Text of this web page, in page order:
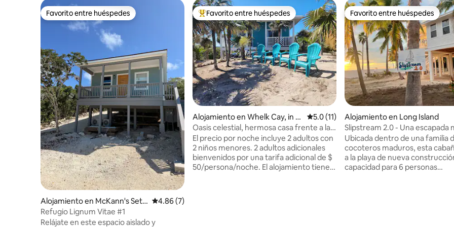
Favorito entre huéspedes
Favorito entre huéspedes
Alojamiento en McKann's Settl
ement
Calificación promedio: 4.86 de 5, 7 reseñas
4.86 (7)
Refugio Lignum Vitae #1
Relájate en este espacio aislado y
Favorito entre huéspedes preferido
Favorito entre huéspedes
Alojamiento en Whelk Cay, in S
alt Pond
Calificación promedio: 5.0 de 5, 11 reseñas
5.0 (11)
Oasis celestial, hermosa casa frente a la
playa
El precio por noche incluye 2 adultos con
2 niños menores. 2 adultos adicionales
bienvenidos por una tarifa adicional de $
50/persona/noche. El alojamiento tiene
Favorito entre huéspedes
Favorito entre huéspedes
Alojamiento en Long Island
Slipstream 2.0 - Una escapada
frente a la playa
Ubicada dentro de una familia
cocoteros maduros, esta
a la playa de nueva
capacidad para 6 personas